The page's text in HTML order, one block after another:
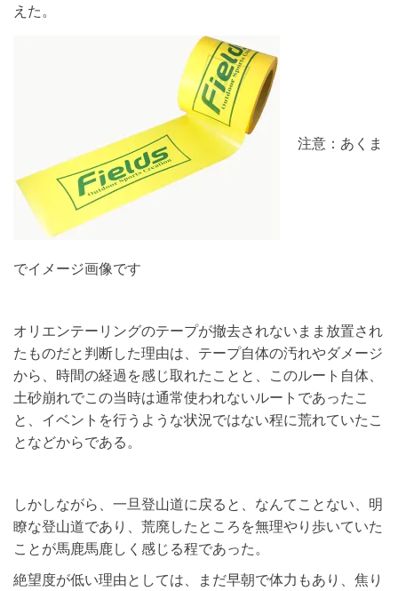
えた。
注意：あくま
でイメージ画像です
オリエンテーリングのテープが撤去されないまま放置され
たものだと判断した理由は、テープ自体の汚れやダメージ
から、時間の経過を感じ取れたことと、このルート自体、
土砂崩れでこの当時は通常使われないルートであったこ
と、イベントを行うような状況ではない程に荒れていたこ
となどからである。
しかしながら、一旦登山道に戻ると、なんてことない、明
瞭な登山道であり、荒廃したところを無理やり歩いていた
ことが馬鹿馬鹿しく感じる程であった。
絶望度が低い理由としては、まだ早朝で体力もあり、焦り